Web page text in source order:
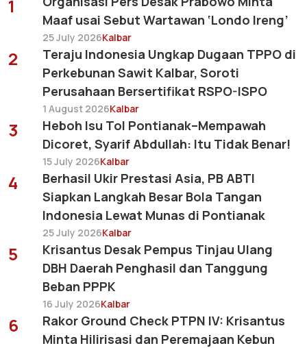
1
Maaf usai Sebut Wartawan ‘Londo Ireng’
25 July 2026Kalbar
2
Teraju Indonesia Ungkap Dugaan TPPO di
Perkebunan Sawit Kalbar, Soroti
Perusahaan Bersertifikat RSPO-ISPO
1 August 2026Kalbar
3
Heboh Isu Tol Pontianak–Mempawah
Dicoret, Syarif Abdullah: Itu Tidak Benar!
15 July 2026Kalbar
4
Berhasil Ukir Prestasi Asia, PB ABTI
Siapkan Langkah Besar Bola Tangan
Indonesia Lewat Munas di Pontianak
25 July 2026Kalbar
5
Krisantus Desak Pempus Tinjau Ulang
DBH Daerah Penghasil dan Tanggung
Beban PPPK
16 July 2026Kalbar
6
Rakor Ground Check PTPN IV: Krisantus
Minta Hilirisasi dan Peremajaan Kebun